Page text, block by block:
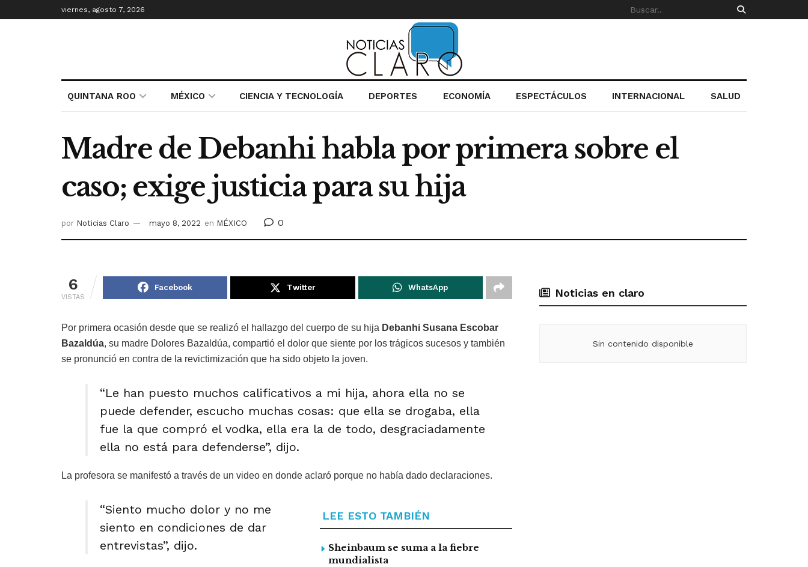
viernes, agosto 7, 2026
QUINTANA ROO MÉXICO CIENCIA Y TECNOLOGÍA DEPORTES ECONOMÍA ESPECTÁCULOS INTERNACIONAL SALUD
Madre de Debanhi habla por primera sobre el
caso; exige justicia para su hija
por Noticias Claro mayo 8, 2022 en MÉXICO 0
6
VISTAS
Facebook Twitter WhatsApp
Por primera ocasión desde que se realizó el hallazgo del cuerpo de su hija Debanhi Susana Escobar
Bazaldúa, su madre Dolores Bazaldúa, compartió el dolor que siente por los trágicos sucesos y también
se pronunció en contra de la revictimización que ha sido objeto la joven.
“Le han puesto muchos calificativos a mi hija, ahora ella no se
puede defender, escucho muchas cosas: que ella se drogaba, ella
fue la que compró el vodka, ella era la de todo, desgraciadamente
ella no está para defenderse”, dijo.
La profesora se manifestó a través de un video en donde aclaró porque no había dado declaraciones.
LEE ESTO TAMBIÉN
Sheinbaum se suma a la fiebre
mundialista
“Siento mucho dolor y no me
siento en condiciones de dar
entrevistas”, dijo.
Noticias en claro
Sin contenido disponible